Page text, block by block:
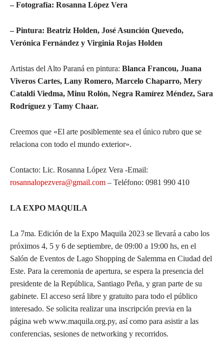
– Fotografía: Rosanna López Vera
– Pintura: Beatriz Holden, José Asunción Quevedo,
Verónica Fernández y Virginia Rojas Holden
Artistas del Alto Paraná en pintura: Blanca Francou, Juana
Viveros Cartes, Lany Romero, Marcelo Chaparro, Mery
Cataldi Viedma, Minu Rolón, Negra Ramírez Méndez, Sara
Rodríguez y Tamy Chaar.
Creemos que «El arte posiblemente sea el único rubro que se
relaciona con todo el mundo exterior».
Contacto: Lic. Rosanna López Vera -Email:
rosannalopezvera@gmail.com – Teléfono: 0981 990 410
LA EXPO MAQUILA
La 7ma. Edición de la Expo Maquila 2023 se llevará a cabo los
próximos 4, 5 y 6 de septiembre, de 09:00 a 19:00 hs, en el
Salón de Eventos de Lago Shopping de Salemma en Ciudad del
Este. Para la ceremonia de apertura, se espera la presencia del
presidente de la República, Santiago Peña, y gran parte de su
gabinete. El acceso será libre y gratuito para todo el público
interesado. Se solicita realizar una inscripción previa en la
página web www.maquila.org.py, así como para asistir a las
conferencias, sesiones de networking y recorridos.